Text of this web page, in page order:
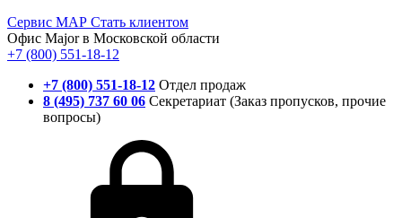
Сервис МАР Стать клиентом
Офис Major в Московской области
+7 (800) 551-18-12
+7 (800) 551-18-12 Отдел продаж
8 (495) 737 60 06 Секретариат (Заказ пропусков, прочие
вопросы)